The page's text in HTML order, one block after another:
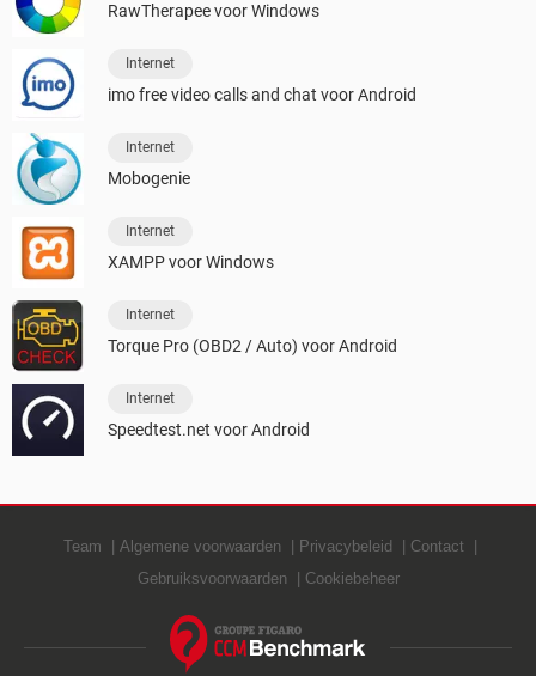
RawTherapee voor Windows
Internet
imo free video calls and chat voor Android
Internet
Mobogenie
Internet
XAMPP voor Windows
Internet
Torque Pro (OBD2 / Auto) voor Android
Internet
Speedtest.net voor Android
Team Algemene voorwaarden Privacybeleid
Contact
Gebruiksvoorwaarden
Cookiebeheer